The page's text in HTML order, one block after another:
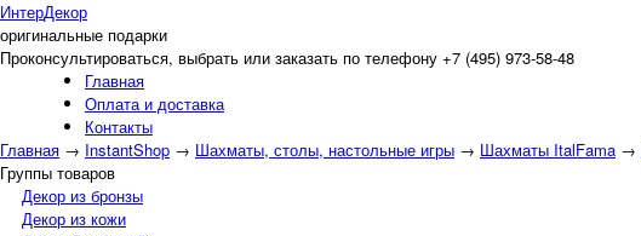
ИнтерДекор
оригинальные подарки
Проконсультироваться, выбрать или заказать по телефону +7 (495) 973-58-48
Главная
Оплата и доставка
Контакты
Главная → InstantShop → Шахматы, столы, настольные игры → Шахматы ItalFama →
Группы товаров
Декор из бронзы
Декор из кожи